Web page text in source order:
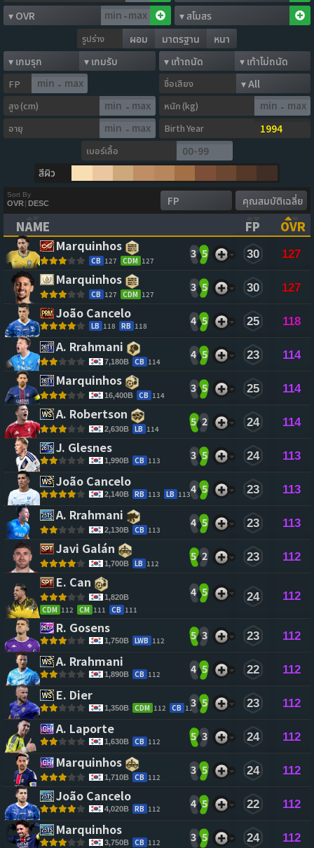
-
รูปร่าง ผอม มาตรฐาน หนา
FP -
ชื่อเสียง
สูง (cm)
- หนัก (kg) -
อายุ -
Birth Year
เบอร์เสื้อ
สีผิว
Sort By
OVR| DESC
NAME
(CLICK TO CLEAR SORTING)
FP
OVR
Marquinhos
CB 127 CDM 127
3 5 30 127
Marquinhos
CB 127 CDM 127
3 5 30 127
João Cancelo
LB 118 RB 118 4 5 25 118
A. Rrahmani
7,180B CB 114
4 5 23 114
Marquinhos
16,400B CB 114
3 5 25 114
A. Robertson
2,630B LB 114
5 2 24 114
J. Glesnes
1,990B CB 113 3 5 24 113
João Cancelo
2,140B RB 113 LB 1134 5 23 113
A. Rrahmani
2,130B CB 113
4 5 23 113
Javi Galán
1,700B LB 112
5 2 23 112
E. Can
1,820B
CDM 112 CM 111 CB 111
4 5 24 112
R. Gosens
1,750B LWB 112 5 3 23 112
A. Rrahmani
1,890B CB 112 4 5 22 112
E. Dier
1,350B CDM 112 CB 112
3 5 23 112
A. Laporte
1,630B CB 112 5 3 24 112
Marquinhos
1,710B CB 112
3 5 24 112
João Cancelo
4,020B RB 112 4 5 22 112
Marquinhos
3,750B CB 112 3 5 24 112